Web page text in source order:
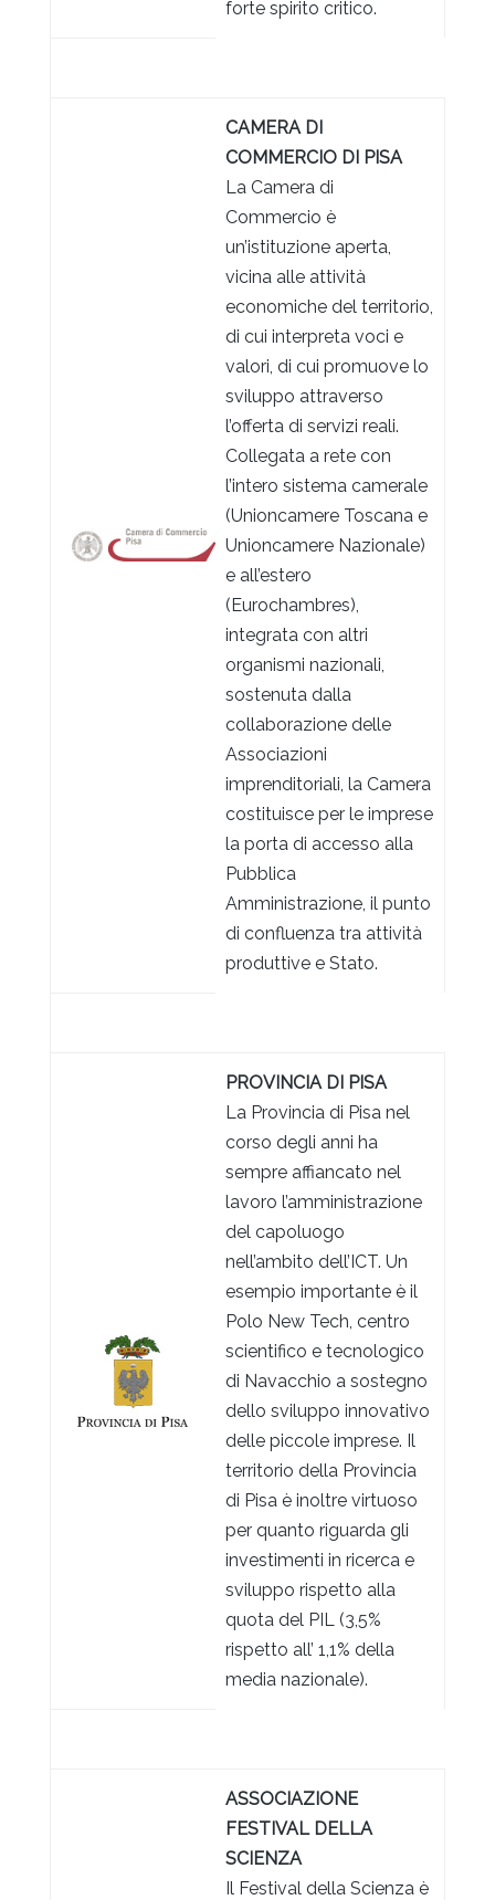
forte spirito critico.
CAMERA DI
COMMERCIO DI PISA
La Camera di
Commercio è
un’istituzione aperta,
vicina alle attività
economiche del territorio,
di cui interpreta voci e
valori, di cui promuove lo
sviluppo attraverso
l’offerta di servizi reali.
Collegata a rete con
l’intero sistema camerale
(Unioncamere Toscana e
Unioncamere Nazionale)
e all’estero
(Eurochambres),
integrata con altri
organismi nazionali,
sostenuta dalla
collaborazione delle
Associazioni
imprenditoriali, la Camera
costituisce per le imprese
la porta di accesso alla
Pubblica
Amministrazione, il punto
di confluenza tra attività
produttive e Stato.
PROVINCIA DI PISA
La Provincia di Pisa nel
corso degli anni ha
sempre affiancato nel
lavoro l’amministrazione
del capoluogo
nell’ambito dell’ICT. Un
esempio importante è il
Polo New Tech, centro
scientifico e tecnologico
di Navacchio a sostegno
dello sviluppo innovativo
delle piccole imprese. Il
territorio della Provincia
di Pisa è inoltre virtuoso
per quanto riguarda gli
investimenti in ricerca e
sviluppo rispetto alla
quota del PIL (3,5%
rispetto all’ 1,1% della
media nazionale).
ASSOCIAZIONE
FESTIVAL DELLA
SCIENZA
Il Festival della Scienza è